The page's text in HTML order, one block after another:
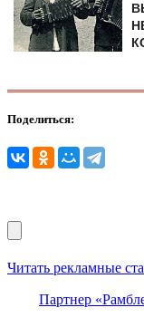
Поделиться:
Читать рекламные
Партнер